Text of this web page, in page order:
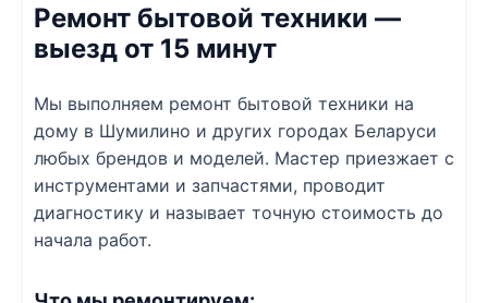
Ремонт бытовой техники —
выезд от 15 минут
Мы выполняем ремонт бытовой техники на
дому в Шумилино и других городах Беларуси
любых брендов и моделей. Мастер приезжает с
инструментами и запчастями, проводит
диагностику и называет точную стоимость до
начала работ.